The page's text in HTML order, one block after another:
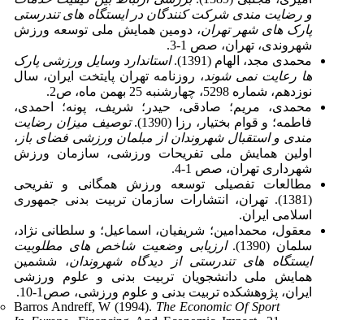
و رضایت مندی شرکت کنندگان در ایستگاه های تندرستی
پارک های شهر تهران، دومین همایش ملی توسعه ورزش
شهروندی، تهران، صص 1-3.
محمدی مجد، الهام (1391).
استاندارد وسایل ورزشی پارک
ها رعایت نمی شوند، روزنامه تهران پایتخت ایران، سال
نوزدهم، شماره 5298، چهارشنبه 25 بهمن ماه، ص2.
محمدی، مریم؛ صادقی، حیدر؛ شریف، پونه؛ احمدی،
فاطمه؛ و قوام بختیار، رزا (1390).
توصیف میزان رضایت
مندی و استقبال شهروندان از مبلمان ورزشی فضای باز ،
اولین همایش ملی تفریحات ورزشی، سازمان ورزش
شهرداری تهران، صص 1-4.
مطالعات تفصیلی توسعه ورزش همگانی و تفریحی
(1381). تهران، انتشارات سازمان تربیت بدنی جمهوری
اسلامی ایران.
معقول، محمدامین؛ شریفیان، اسماعیل؛ و سلطانی نژاد،
سلمان (1390).
ارزیابی وضعیت شاخص های مطلوبیت
ایستگاه های تندرستی از دیدگاه شهروندان، ششمین
همایش ملی دانشجویان تربیت بدنی و علوم ورزشی
ایران، پژوهشکده تربیت بدنی و علوم ورزشی، صص1-10.
Barros Andreff, W (1994). The Economic Of Sport